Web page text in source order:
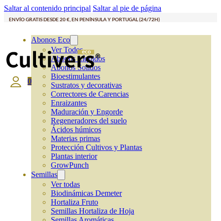
Saltar al contenido principal Saltar al pie de página
ENVÍO GRATIS DESDE 20 €, EN PENÍNSULA Y PORTUGAL (24/72H)
Abonos Eco
Ver Todos
Abonos Líquidos
Abonos Solidos
Bioestimulantes
Sustratos y decorativas
Correctores de Carencias
Enraizantes
Maduración y Engorde
Regeneradores del suelo
Ácidos húmicos
Materias primas
Protección Cultivos y Plantas
Plantas interior
GrowPunch
Semillas
Ver todas
Biodinámicas Demeter
Hortaliza Fruto
Semillas Hortaliza de Hoja
0